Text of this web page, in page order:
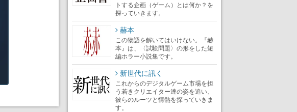
トする企画（ゲーム）とは何か？を
探っていきます。
赫本
この物語を解いてはいけない。『赫
本』は、〈試験問題〉の形をした短
編ホラー小説集です。
新世代に訊く
これからのデジタルゲーム市場を担
う若きクリエイター達の姿を追い、
彼らのルーツと情熱を探っていきま
す。